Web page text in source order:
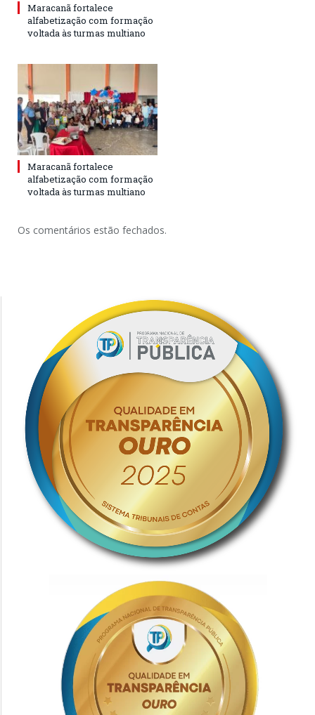
Maracanã fortalece
alfabetização com formação
voltada às turmas multiano
Maracanã fortalece
alfabetização com formação
voltada às turmas multiano
Os comentários estão fechados.